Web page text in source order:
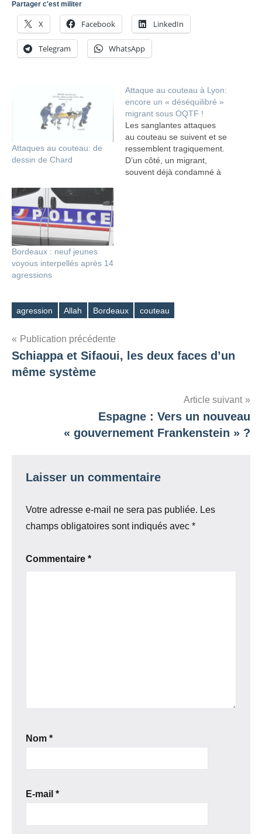
Partager c'est militer
X Facebook LinkedIn
Telegram WhatsApp
Attaques au couteau: de
dessin de Chard
Attaque au couteau à Lyon:
encore un « déséquilibré »
migrant sous OQTF !
Les sanglantes attaques
au couteau se suivent et se
ressemblent tragiquement.
D’un côté, un migrant,
souvent déjà condamné à
Bordeaux : neuf jeunes
voyous interpellés après 14
agressions
Étiquettes
agression Allah Bordeaux couteau
Navigation
de
Publication précédente
Schiappa et Sifaoui, les deux faces d’un
même système
Article suivant
Espagne : Vers un nouveau
« gouvernement Frankenstein » ?
Laisser un commentaire
Votre adresse e-mail ne sera pas publiée. Les
champs obligatoires sont indiqués avec *
Commentaire *
Nom *
E-mail *